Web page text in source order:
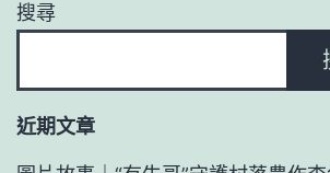
搜尋
近期文章